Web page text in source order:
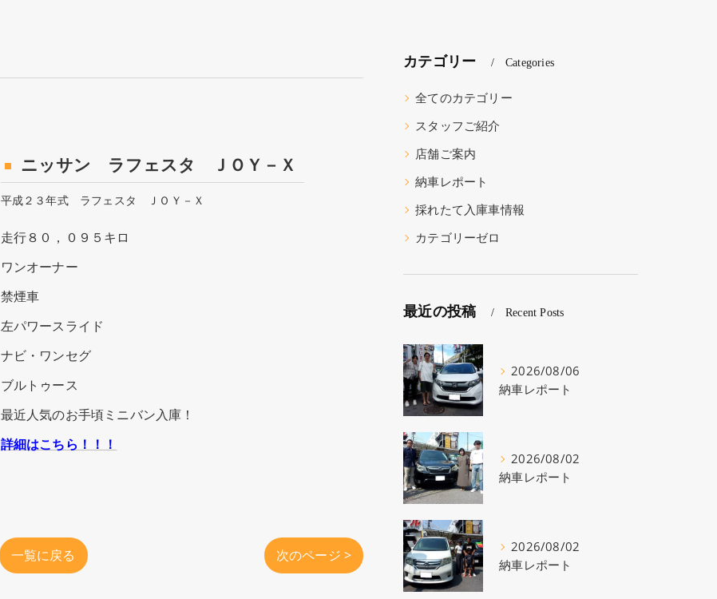
ニッサン ラフェスタ ＪＯＹ－Ｘ
平成２３年式 ラフェスタ ＪＯＹ－Ｘ
走行８０，０９５キロ
ワンオーナー
禁煙車
左パワースライド
ナビ・ワンセグ
ブルトゥース
最近人気のお手頃ミニバン入庫！
詳細はこちら！！！
一覧に戻る 次のページ >
カテゴリー Categories
全てのカテゴリー
スタッフご紹介
店舗ご案内
納車レポート
採れたて入庫車情報
カテゴリーゼロ
最近の投稿 Recent Posts
2026/08/06
納車レポート
2026/08/02
納車レポート
2026/08/02
納車レポート